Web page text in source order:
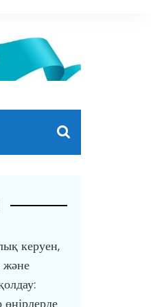
керуен,
және
өңірлерде